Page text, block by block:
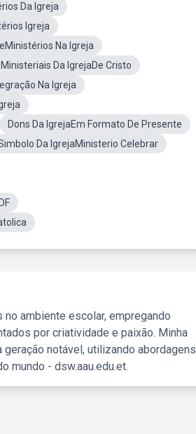
Da Igreja
Igreja
Na Igreja
Da IgrejaDe Cristo
Na Igreja
Dons Da IgrejaEm Formato De Presente
Da IgrejaMinisterio Celebrar
ambiente escolar, empregando
por criatividade e paixão. Minha
notável, utilizando abordagens
mundo - dsw.aau.edu.et.